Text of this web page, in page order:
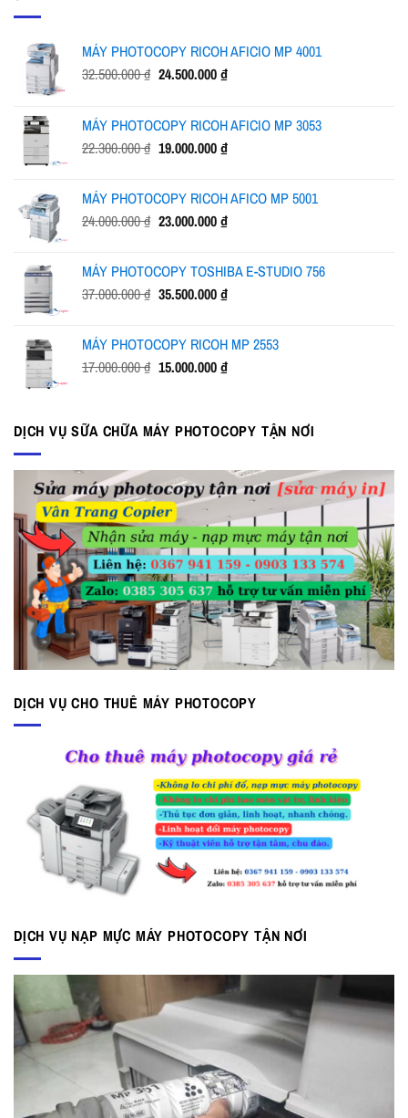
MÁY PHOTOCOPY RICOH AFICIO MP 4001
32.500.000₫ Giá
32.500.000 ₫.
24.500.000₫Giá
là:
24.500.000 ₫.
MÁY PHOTOCOPY RICOH AFICIO MP 3053
22.300.000₫ Giá
22.300.000 ₫.
19.000.000₫Giá
là:
19.000.000 ₫.
MÁY PHOTOCOPY RICOH AFICO MP 5001
24.000.000₫ Giá
24.000.000 ₫.
23.000.000₫Giá
là:
23.000.000 ₫.
MÁY PHOTOCOPY TOSHIBA E-STUDIO 756
37.000.000₫ Giá
37.000.000 ₫.
35.500.000₫Giá
là:
35.500.000 ₫.
MÁY PHOTOCOPY RICOH MP 2553
17.000.000₫ Giá
17.000.000 ₫.
15.000.000₫Giá
là:
15.000.000 ₫.
DỊCH VỤ SỮA CHỮA MÁY PHOTOCOPY TẬN NƠI
DỊCH VỤ CHO THUÊ MÁY PHOTOCOPY
DỊCH VỤ NẠP MỰC MÁY PHOTOCOPY TẬN NƠI